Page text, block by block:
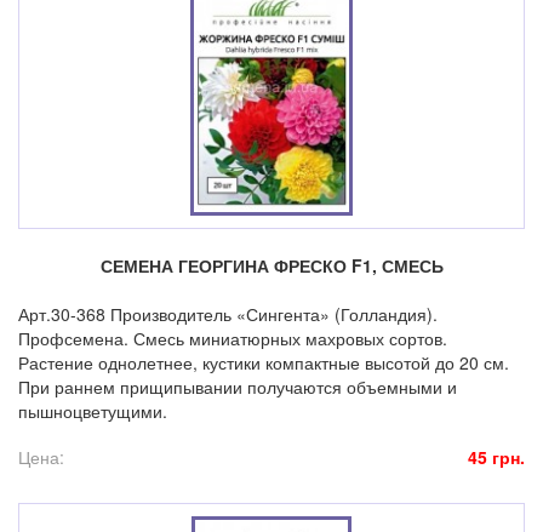
СЕМЕНА ГЕОРГИНА ФРЕСКО F1, СМЕСЬ
Арт.30-368 Производитель «Сингента» (Голландия).
Профсемена. Смесь миниатюрных махровых сортов.
Растение однолетнее, кустики компактные высотой до 20 см.
При раннем прищипывании получаются объемными и
пышноцветущими.
Цена:
45 грн.